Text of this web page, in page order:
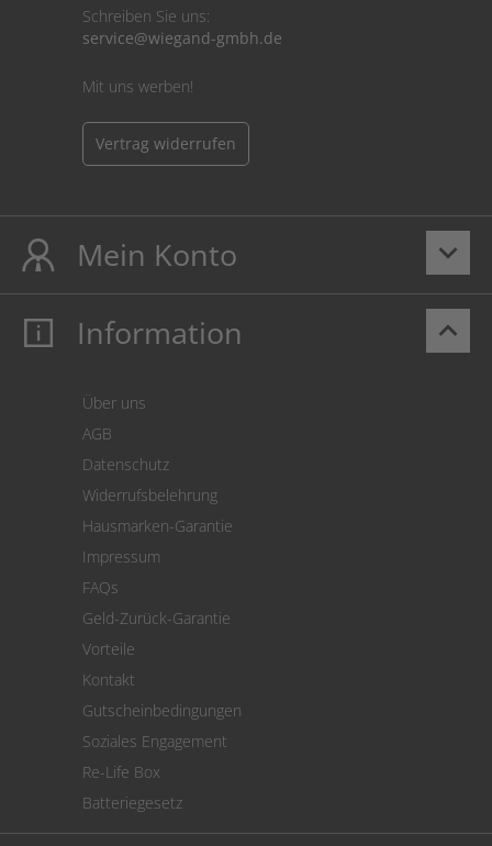
Schreiben Sie uns:
service@wiegand-gmbh.de
Mit uns werben!
Vertrag widerrufen
keyboard_arrow_down
Mein Konto
Mein Konto
Cookie Einstellungen
keyboard_arrow_up
Information
Über uns
AGB
Datenschutz
Widerrufsbelehrung
Hausmarken-Garantie
Impressum
FAQs
Geld-Zurück-Garantie
Vorteile
Kontakt
Gutscheinbedingungen
Soziales Engagement
Re-Life Box
Batteriegesetz